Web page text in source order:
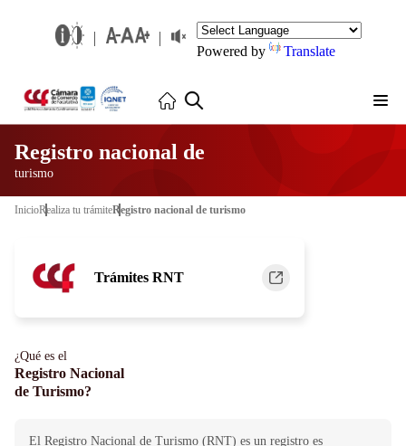
Powered by Translate
Registro nacional de
turismo
InicioRealiza tu trámiteRegistro nacional de turismo
Trámites RNT
¿Qué es el
Registro Nacional
de Turismo?
El Registro Nacional de Turismo (RNT) es un registro es